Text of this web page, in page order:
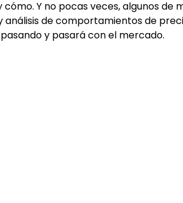
Y no pocas veces, algunos de
de comportamientos de
y pasará con el mercado.